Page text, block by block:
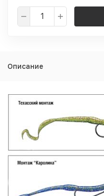
Описание